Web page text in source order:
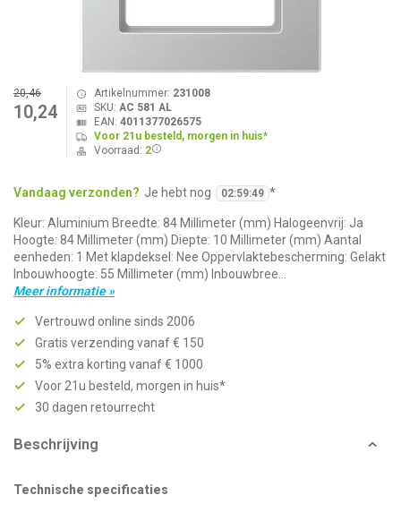
20,46
10,24
Artikelnummer: 231008
SKU: AC 581 AL
EAN: 4011377026575
Voor 21u besteld, morgen in huis*
Voorraad: 2
Vandaag verzonden? Je hebt nog 02:59:49 *
Kleur: Aluminium Breedte: 84 Millimeter (mm) Halogeenvrij: Ja
Hoogte: 84 Millimeter (mm) Diepte: 10 Millimeter (mm) Aantal
eenheden: 1 Met klapdeksel: Nee Oppervlaktebescherming: Gelakt
Inbouwhoogte: 55 Millimeter (mm) Inbouwbree...
Meer informatie »
Vertrouwd online sinds 2006
Gratis verzending vanaf € 150
5% extra korting vanaf € 1000
Voor 21u besteld, morgen in huis*
30 dagen retourrecht
Beschrijving
Technische specificaties